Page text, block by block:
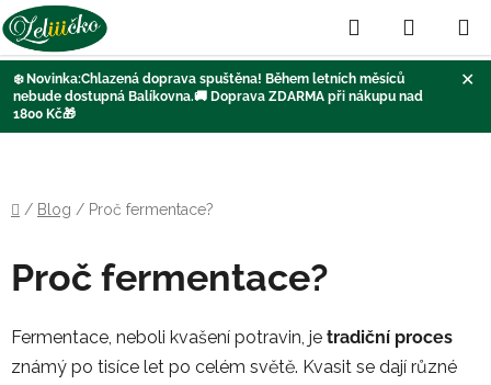
❄️ Novinka:Chlazená doprava spuštěna! Během letních měsíců
nebude dostupná Balíkovna.🚚 Doprava ZDARMA při nákupu nad
1800 Kč🎁
✕
Hledat
KOŠÍK
Domů
/ Blog / Proč fermentace?
Proč fermentace?
Fermentace, neboli kvašení potravin, je tradiční proces
známý po tisíce let po celém světě. Kvasit se dají různé